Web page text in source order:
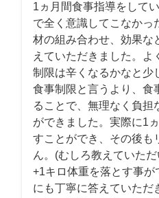
1ヵ月間食事指導をして
で全く意識してこなかっ
材の組み合わせ、効果な
えていただきました。
制限は辛くなるかなと少
食事制限と言うより、食
ることで、無理なく負担
ができました。実際に1
すことができ、その後も
ん。(むしろ教えていただ
+1キロ体重を落とす事が
にも丁寧に答えていただ